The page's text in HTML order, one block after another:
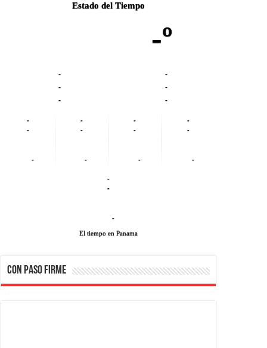
Estado del Tiempo
-º
-
-
-
-
-
-
-
-
-
-
-
-
-
-
-
-
-
-
-
-
-
El tiempo en Panama
CON PASO FIRME